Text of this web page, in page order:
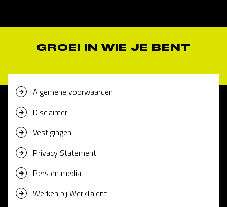
GROEI IN WIE JE BENT
Algemene voorwaarden
Disclaimer
Vestigingen
Privacy Statement
Pers en media
Werken bij WerkTalent